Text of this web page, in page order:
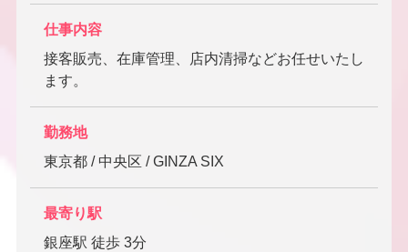
仕事内容
接客販売、在庫管理、店内清掃などお任せいたし
ます。
勤務地
東京都 / 中央区 / GINZA SIX
最寄り駅
銀座駅 徒歩 3分